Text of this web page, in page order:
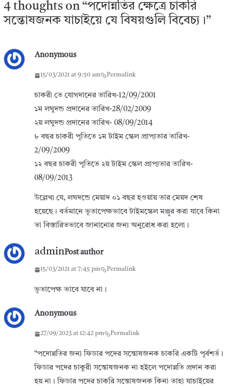
4 thoughts on “পদোন্নতির ক্ষেত্রে চাকরি
সন্তোষজনক যাচাইয়ে যে বিষয়গুলি বিবেচ্য।”
Anonymous
15/03/2021 at 9:50 am Permalink
চাকরী তে যোগদানের তারিখ-12/09/2001
১ম লঘুদন্ড প্রদানের তারিখ-28/02/2009
২য় লঘুদন্ড প্রদানের তারিখ- 08/09/2014
৮ বছর চাকরী পূতিতে ১ম টাইম স্কেল প্রাপ্যতার তারিখ-
2/09/2009
১২ বছর চাকরী পূতিতে ২য় টাইম স্কেল প্রাপ্যতার তারিখ-
08/09/2013
উল্লেখ্য যে, লঘদন্ডে মেয়াদ ০১ বছর হওয়ায় তার মেয়দ শেষ
হয়েছে। বর্তমানে ভূতাপেক্ষভাবে টাইমস্কেল মঞ্জুর করা যাবে কিনা
তা বিস্তারিতভাবে জানানোর জন্য অনুরোধ করা হলো।
adminPost author
15/03/2021 at 7:45 pm Permalink
ভূতাপেক্ষ ভাবে যাবে না।
Anonymous
27/09/2023 at 12:42 pm Permalink
“পদোন্নতির জন্য ফিডার পদের সন্তোষজনক চাকরি একটি পূর্বশর্ত।
ফিডার পদের চাকুরী সন্তোষজনক না হইলে পদোন্নতি প্রদান করা
হয় না। ফিডার পদের চাকরি সন্তোষজনক কিনা তাহা যাচাইয়ের